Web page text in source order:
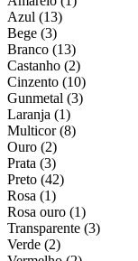
Azul (13)
Bege (3)
Branco (13)
Castanho (2)
Cinzento (10)
Gunmetal (3)
Laranja (1)
Multicor (8)
Ouro (2)
Prata (3)
Preto (42)
Rosa (1)
Rosa ouro (1)
Transparente (3)
Verde (2)